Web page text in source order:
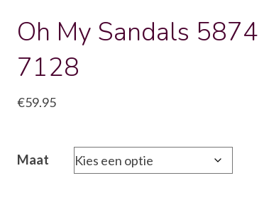
Oh My Sandals 5874
7128
€59.95
Maat